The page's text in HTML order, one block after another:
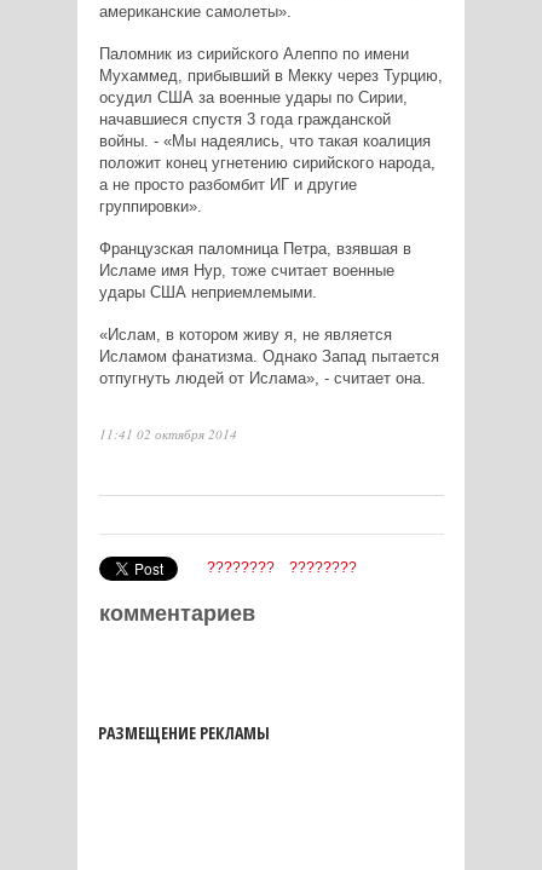
американские самолеты».
Паломник из сирийского Алеппо по имени
Мухаммед, прибывший в Мекку через Турцию,
осудил США за военные удары по Сирии,
начавшиеся спустя 3 года гражданской
войны. - «Мы надеялись, что такая коалиция
положит конец угнетению сирийского народа,
а не просто разбомбит ИГ и другие
группировки».
Французская паломница Петра, взявшая в
Исламе имя Нур, тоже считает военные
удары США неприемлемыми.
«Ислам, в котором живу я, не является
Исламом фанатизма. Однако Запад пытается
отпугнуть людей от Ислама», - считает она.
11:41 02 октября 2014
???????? ????????
комментариев
РАЗМЕЩЕНИЕ РЕКЛАМЫ